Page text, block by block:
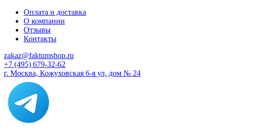
Оплата и доставка
О компании
Отзывы
Контакты
zakaz@faktumshop.ru
+7 (495) 679-32-62
г. Москва, Кожуховская 6-я ул, дом № 24